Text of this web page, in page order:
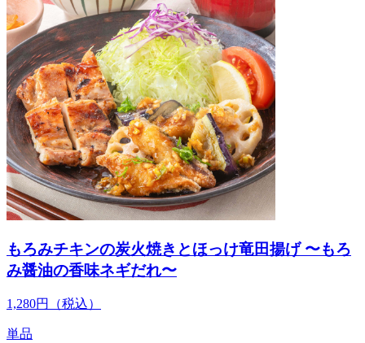
もろみチキンの炭火焼きとほっけ竜田揚げ 〜もろ
み醤油の香味ネギだれ〜
1,280円 （税込）
単品